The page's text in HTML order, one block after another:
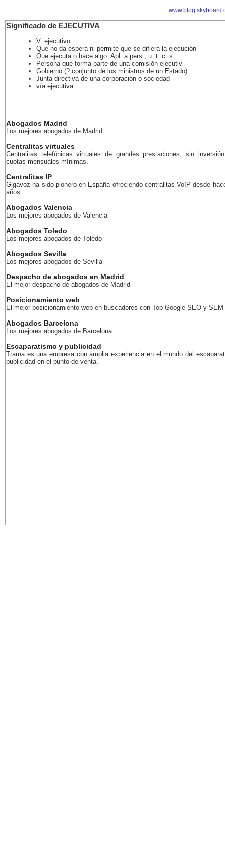
Significado de EJECUTIVA
V. ejecutivo.
Que no da espera ni permite que se difiera la ejecución
Que ejecuta o hace algo. Apl. a pers., u. t. c. s.
Persona que forma parte de una comisión ejecutiv
Gobierno (? conjunto de los ministros de un Estado)
Junta directiva de una corporación o sociedad
vía ejecutiva.
Abogados Madrid
Los mejores abogados de Madrid
Centralitas virtuales
Centralitas telefónicas virtuales de grandes prestaciones, sin
cuotas mensuales mínimas.
Centralitas IP
Gigavoz ha sido pionero en España ofreciendo centralitas VoIP desde
años.
Abogados Valencia
Los mejores abogados de Valencia
Abogados Toledo
Los mejores abogados de Toledo
Abogados Sevilla
Los mejores abogados de Sevilla
Despacho de abogados en Madrid
El mejor despacho de abogados de Madrid
Posicionamiento web
El mejor posicionamiento web en buscadores con Top Google SEO y SEM
Abogados Barcelona
Los mejores abogados de Barcelona
Escaparatismo y publicidad
Trama es una empresa con amplia experiencia en el mundo del
publicidad en el punto de venta.